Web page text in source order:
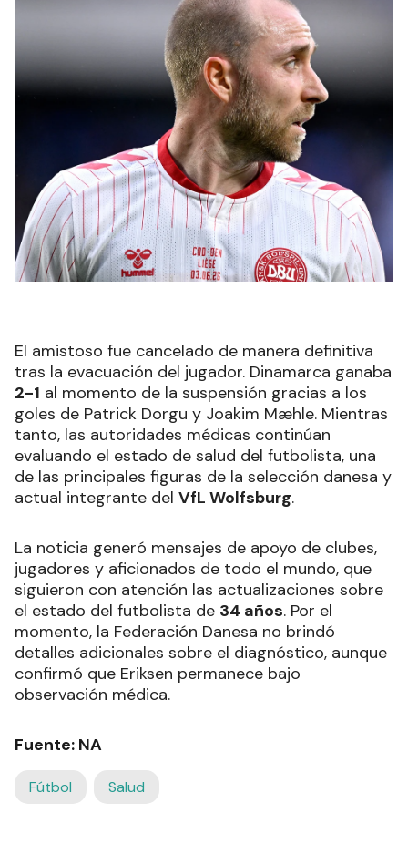
El amistoso fue cancelado de manera definitiva
tras la evacuación del jugador. Dinamarca ganaba
2-1 al momento de la suspensión gracias a los
goles de Patrick Dorgu y Joakim Mæhle. Mientras
tanto, las autoridades médicas continúan
evaluando el estado de salud del futbolista, una
de las principales figuras de la selección danesa y
actual integrante del VfL Wolfsburg.
La noticia generó mensajes de apoyo de clubes,
jugadores y aficionados de todo el mundo, que
siguieron con atención las actualizaciones sobre
el estado del futbolista de 34 años. Por el
momento, la Federación Danesa no brindó
detalles adicionales sobre el diagnóstico, aunque
confirmó que Eriksen permanece bajo
observación médica.
Fuente: NA
Fútbol Salud